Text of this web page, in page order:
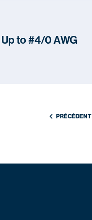
to #4/0 AWG
PRÉCÉDENT